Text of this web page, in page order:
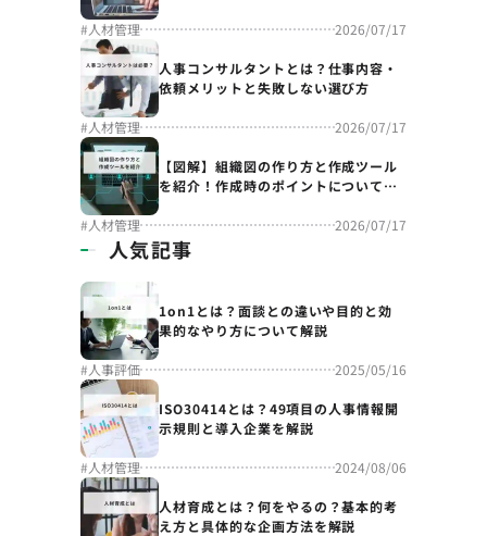
#人材管理 2026/07/17
人事コンサルタントとは？仕事内容・
依頼メリットと失敗しない選び方
#人材管理 2026/07/17
【図解】組織図の作り方と作成ツール
を紹介！作成時のポイントについても
#人材管理 2026/07/17
人気記事
1on1とは？面談との違いや目的と効
果的なやり方について解説
#人事評価 2025/05/16
ISO30414とは？49項目の人事情報開
示規則と導入企業を解説
#人材管理 2024/08/06
人材育成とは？何をやるの？基本的考
え方と具体的な企画方法を解説